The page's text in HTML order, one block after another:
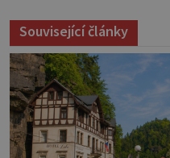
Související články